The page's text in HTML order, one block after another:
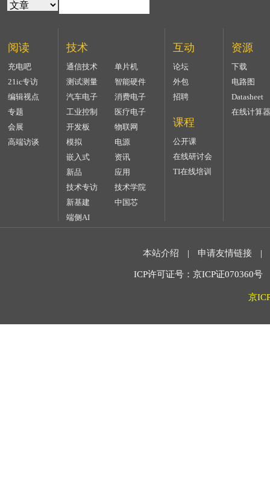
阅读
充电吧
21ic专访
编辑视点
专题
会展
高端访谈
技术
通信技术
单片机
测试测量
智能硬件
汽车电子
消费电子
工业控制
医疗电子
开发板
物联网
模拟
电源
嵌入式
资讯
新品
应用
技术专访
技术学院
新基建
中国芯
端侧AI
互动
论坛
外包
招聘
课程
公开课
在线研讨会
TI在线培训
资源
下载
电路图
Datasheet
在线计算器
本站介绍 | 申请友情链接 |
ICP许可证号：京ICP证070360
京